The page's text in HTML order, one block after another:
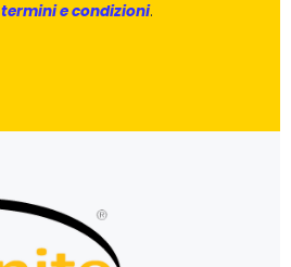
termini e condizioni.